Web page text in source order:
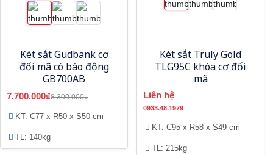
Két sắt Gudbank cơ
đổi mã có báo động
GB700AB
7.700.000₫8.300.000₫
KT: C77 x R50 x S50 cm
TL: 140kg
Két sắt Truly Gold
TLG95C khóa cơ đổi
mã
Liên hệ
0933.48.1979
KT: C95 x R58 x S49 cm
TL: 215kg